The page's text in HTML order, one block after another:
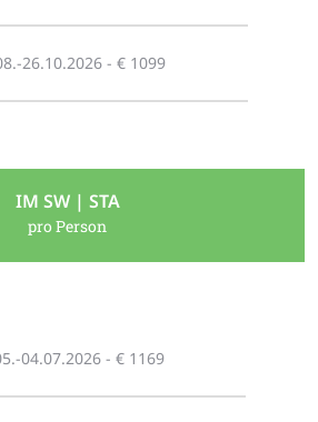
26.10.2026 - € 1099
IM SW | STA
pro Person
04.07.2026 - € 1169